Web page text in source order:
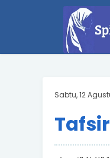
Sabtu, 12